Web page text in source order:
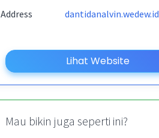
Address dantidanalvin.wedew.id
Lihat Website
Mau bikin juga seperti ini?